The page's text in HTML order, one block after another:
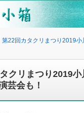
第22回カタクリまつり2019小
クリまつり2019小
芸会も！